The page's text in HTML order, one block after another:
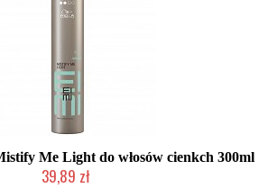
Me Light do włosów cienkch 300ml
39,89 zł